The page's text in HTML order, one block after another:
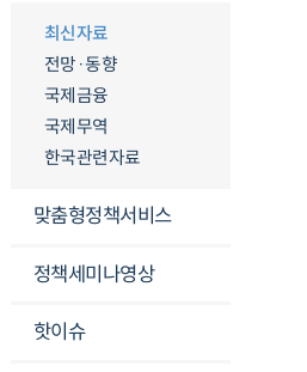
최신자료
전망·동향
국제금융
국제무역
한국관련자료
맞춤형정책서비스
정책세미나영상
핫이슈